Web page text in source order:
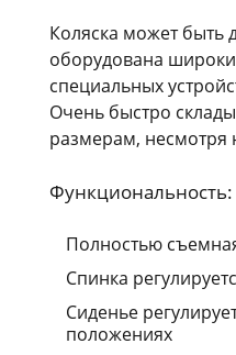
Коляска может быть
оборудована
специальных
Очень быстро
размерам, несмотря
Функциональность:
Полностью
Спинка
Сиденье
положениях